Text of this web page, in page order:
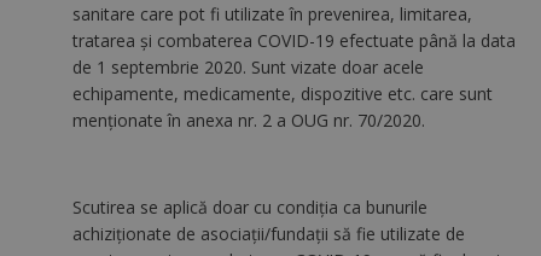
sanitare care pot fi utilizate în prevenirea, limitarea,
tratarea şi combaterea COVID-19 efectuate până la data
de 1 septembrie 2020. Sunt vizate doar acele
echipamente, medicamente, dispozitive etc. care sunt
menționate în anexa nr. 2 a OUG nr. 70/2020.
Scutirea se aplică doar cu condiţia ca bunurile
achiziţionate de asociaţii/fundaţii să fie utilizate de